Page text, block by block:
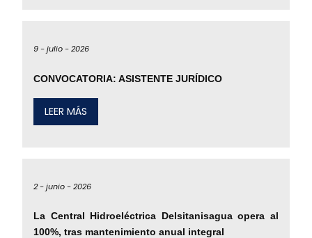
9 -julio -2026
CONVOCATORIA: ASISTENTE JURÍDICO
LEER MÁS
2 -junio -2026
La Central Hidroeléctrica Delsitanisagua opera al
100%, tras mantenimiento anual integral